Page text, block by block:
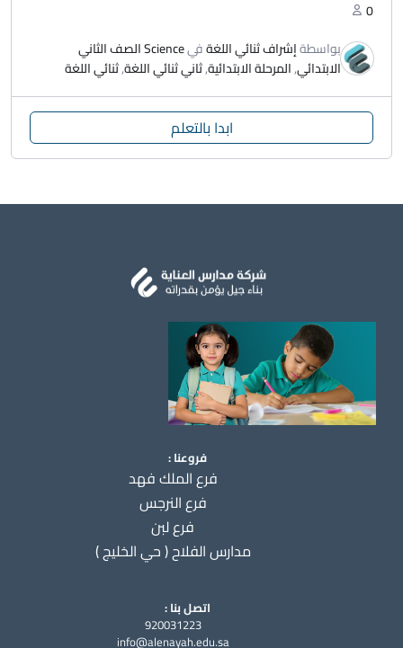
0
بواسطةإشراف ثنائي اللغةفي
Science الصف الثاني
الابتدائي,المرحلة الابتدائية,ثاني ثنائي اللغة,ثنائي اللغة
ابدا بالتعلم
فروعنا :
فرع الملك فهد
فرع النرجس
فرع لبن
مدارس الفلاح ( حي الخليج )
اتصل بنا :
920031223
info@alenayah.edu.sa